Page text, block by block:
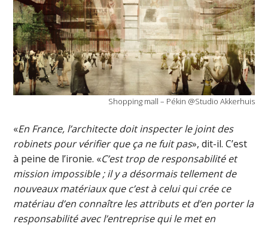
Shopping mall – Pékin @Studio Akkerhuis
«En France, l’architecte doit inspecter le joint des
robinets pour vérifier que ça ne fuit pas», dit-il. C’est
à peine de l’ironie. «C’est trop de responsabilité et
mission impossible ; il y a désormais tellement de
nouveaux matériaux que c’est à celui qui crée ce
matériau d’en connaître les attributs et d’en porter la
responsabilité avec l’entreprise qui le met en